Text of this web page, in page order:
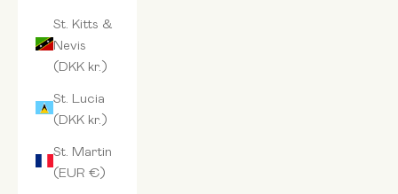
St. Kitts &
Nevis
(DKK kr.)
St. Lucia
(DKK kr.)
St. Martin
(EUR €)